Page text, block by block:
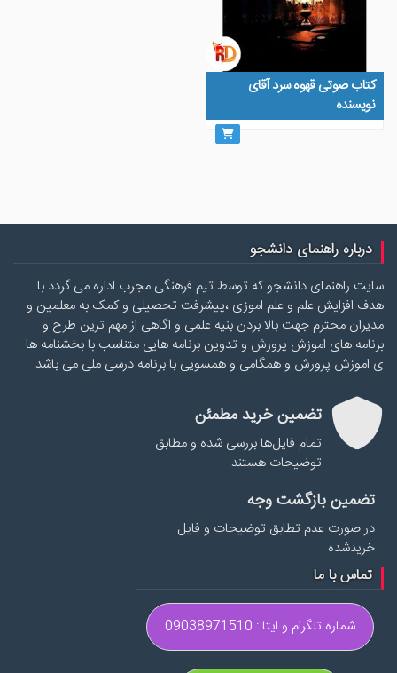
کتاب صوتی قهوه سرد آقای
نویسنده
درباره راهنمای دانشجو
سایت راهنمای دانشجو که توسط تیم فرهنگی مجرب اداره می گردد با
هدف افزایش علم و علم اموزی ،پیشرفت تحصیلی و کمک به معلمین و
مدیران محترم جهت بالا بردن بنیه علمی و اگاهی از مهم ترین طرح و
برنامه های اموزش پرورش و تدوین برنامه هایی متناسب با بخشنامه ها
ی اموزش پرورش و همگامی و همسویی با برنامه درسی ملی می باشد…
تضمین خرید مطمئن
تمام فایل‌ها بررسی شده و مطابق
توضیحات هستند
تضمین بازگشت وجه
در صورت عدم تطابق توضیحات و فایل
خریدشده
تماس با ما
شماره تلگرام و ایتا : 09038971510